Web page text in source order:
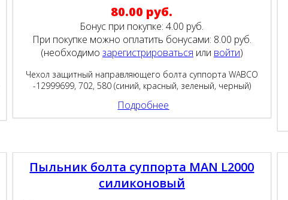
80.00 руб.
Бонус при покупке:4.00 руб.
При покупке можно оплатить бонусами: 8.00 руб.
(необходимо зарегистрироваться или войти)
Чехол защитный направляющего болта суппорта WABCO
-12999699, 702, 580 (синий, красный, зеленый, черный)
Подробнее
Пыльник болта суппорта MAN L2000
силиконовый